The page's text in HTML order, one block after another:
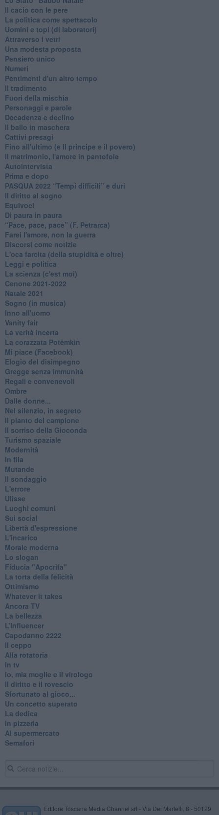
Il cacio con le pere
La politica come spettacolo
Uomini e topi (di laboratori)
Attraverso i vetri
Una modesta proposta
Pensiero unico
Numeri
Pentimenti d'un altro tempo
Il tradimento
Fuori della mischia
Personaggi e parole
Decadenza e declino
Il ballo in maschera
Cattivi presagi
Fino all'ultimo (e Il principe e il povero)
Il matrimonio, l'amore in pantofole
Autointervista
Prima e dopo
​PASQUA 2022 “Tempi difficili” e duri
Il diritto al sogno
Equivoci
Di paura in paura
​“Pace, pace, pace” (F. Petrarca)
Farei l'amore, non la guerra
Discorsi come notizie
L'oca farcita (della stupidità e oltre)
Leggi e politica
La scienza (c'est moi)
Cenone 2021-2022
Natale 2021
Sogno (in musica)
Inno all'uomo
Vanity fair
La verità incerta
La corazzata Potëmkin
Mi piace (Facebook)
Elogio del disimpegno
Gregge senza immunità
Regali e convenevoli
Ombre
Dalle donne...
Nel silenzio, in segreto
Il pianto del campione
Il sorriso della Gioconda
Turismo spaziale
Modernità
In fila
Mutande
Il sondaggio
L'errore
Ulisse
Luoghi comuni
Sui social
Libertà d'espressione
L'incarico
Morale moderna
Lo slogan
Fiducia "Apocrifa"
La torta della felicità
Ottimismo
Whatever it takes
Ancora TV
La bellezza
L’Influencer
​Capodanno 2222
Il ceppo
Alla rotatoria
In tv
Io, mia moglie e il virologo
Il diritto e il rovescio
Sfortunato al gioco...
Un concetto superato
La dedica
In pizzeria
Al supermercato
Semafori
Editore Toscana Media Channel srl - Via Dei Martelli, 8 - 50129